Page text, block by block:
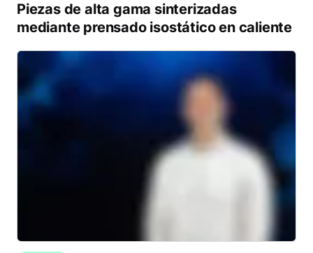
Piezas de alta gama sinterizadas
mediante prensado isostático en caliente